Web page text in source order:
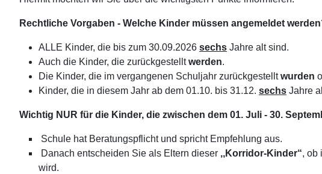
Rechtliche Vorgaben - Welche Kinder müssen angemeldet
ALLE Kinder, die bis zum 30.09.2026 sechs Jahre alt sind.
Auch die Kinder, die zurückgestelltwerden.
Die Kinder, die im vergangenen Schuljahr zurückgestelltwurden
Kinder, die in diesem Jahr ab dem 01.10. bis 31.12. sechs Jahre
Wichtig NUR für die Kinder, die zwischen dem 01. Juli - 30.
Schule hat Beratungspflicht und spricht Empfehlung aus.
Danach entscheiden Sie als Eltern dieser ,,Korridor-Kinder“, ob
wird.